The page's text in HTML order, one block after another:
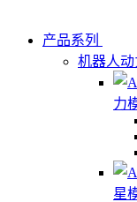
产品系列
机器人动
力
星